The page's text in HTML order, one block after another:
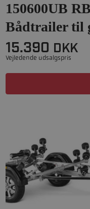
150600UB
Bådtrailer til
15.390 DKK
Vejledende udsalgspris